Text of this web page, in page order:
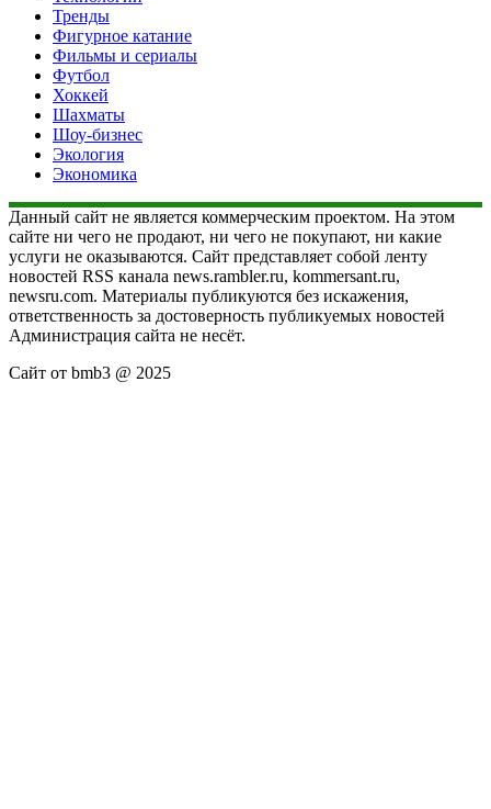
Тренды
Фигурное катание
Фильмы и сериалы
Футбол
Хоккей
Шахматы
Шоу-бизнес
Экология
Экономика
Данный сайт не является коммерческим проектом. На этом
сайте ни чего не продают, ни чего не покупают, ни какие
услуги не оказываются. Сайт представляет собой ленту
новостей RSS канала news.rambler.ru, kommersant.ru,
newsru.com. Материалы публикуются без искажения,
ответственность за достоверность публикуемых новостей
Администрация сайта не несёт.
Сайт от bmb3 @ 2025